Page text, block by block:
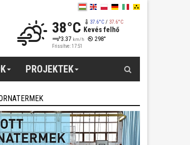
38°C 37.6°C/ 37.6°C
Kevés felhő
3.37 km/h 298°
Frissítve: 17:51
PROJEKTEK